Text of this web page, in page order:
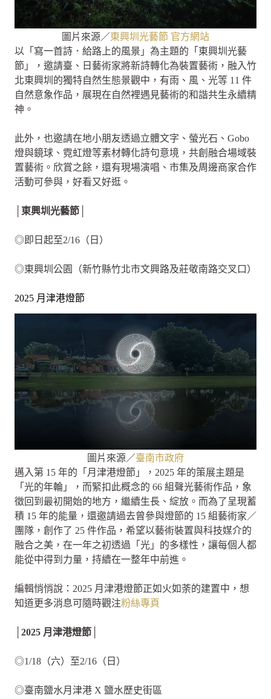
圖片來源／東興圳光藝節 官方網站
以「寫一首詩．給路上的風景」為主題的「東興圳光藝
節」，邀請臺、日藝術家將新詩轉化為裝置藝術，融入竹
北東興圳的獨特自然生態景觀中，有雨、風、光等 11 件
自然意象作品，展現在自然裡遇見藝術的和諧共生永續精
神。
此外，也邀請在地小朋友透過立體文字、螢光石、Gobo
燈與鏡球、霓虹燈等素材轉化詩句意境，共創融合場域裝
置藝術。欣賞之餘，還有現場演唱、市集及周邊商家合作
活動可參與，好看又好逛。
│東興圳光藝節│
◎即日起至2/16（日）
◎東興圳公園（新竹縣竹北市文興路及莊敬南路交叉口）
2025 月津港燈節
圖片來源／臺南市政府
邁入第 15 年的「月津港燈節」，2025 年的策展主題是
「光的年輪」，而緊扣此概念的 66 組聲光藝術作品，象
徵回到最初開始的地方，繼續生長、綻放。而為了呈現蓄
積 15 年的能量，還邀請過去曾參與燈節的 15 組藝術家／
團隊，創作了 25 件作品，希望以藝術裝置與科技媒介的
融合之美，在一年之初透過「光」的多樣性，讓每個人都
能從中得到力量，持續在一整年中前進。
編輯悄悄說：2025 月津港燈節正如火如荼的建置中，想
知道更多消息可隨時觀注粉絲專頁
│2025 月津港燈節│
◎1/18（六）至2/16（日）
◎臺南鹽水月津港 X 鹽水歷史街區